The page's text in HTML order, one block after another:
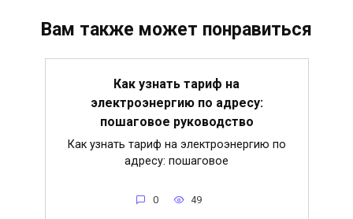
Вам также может понравиться
Как узнать тариф на
электроэнергию по адресу:
пошаговое руководство
Как узнать тариф на электроэнергию по
адресу: пошаговое
0 49